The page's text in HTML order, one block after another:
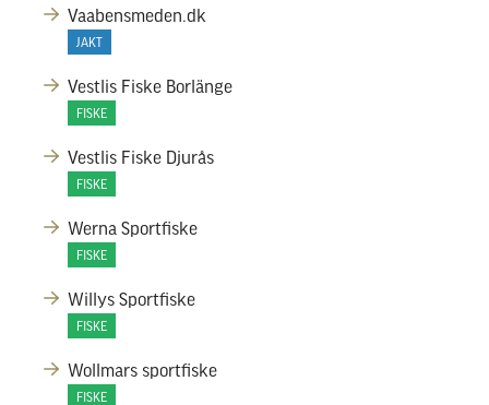
Vaabensmeden.dk
JAKT
Vestlis Fiske Borlänge
FISKE
Vestlis Fiske Djurås
FISKE
Werna Sportfiske
FISKE
Willys Sportfiske
FISKE
Wollmars sportfiske
FISKE